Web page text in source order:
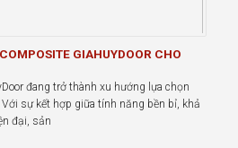
GIAHUYDOOR CHO
đang trở thành xu hướng lựa chọn
sự kết hợp giữa tính năng bền bỉ, khả
đại, sản